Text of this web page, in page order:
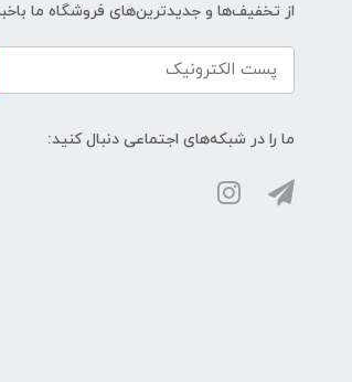
از تخفیف‌ها و جدیدترین‌های فروشگاه ما
ما را در شبکه‌های اجتماعی دنبال کنید: